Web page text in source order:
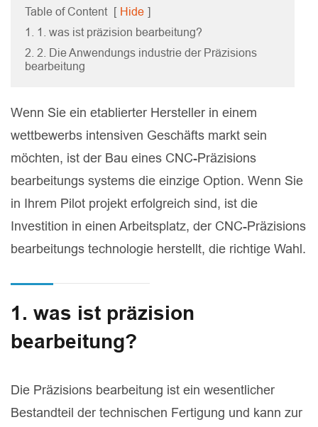
Table of Content [ Hide ]
1. 1. was ist präzision bearbeitung?
2. 2. Die Anwendungs industrie der Präzisions
bearbeitung
Wenn Sie ein etablierter Hersteller in einem
wettbewerbs intensiven Geschäfts markt sein
möchten, ist der Bau eines CNC-Präzisions
bearbeitungs systems die einzige Option. Wenn Sie
in Ihrem Pilot projekt erfolgreich sind, ist die
Investition in einen Arbeitsplatz, der CNC-Präzisions
bearbeitungs technologie herstellt, die richtige Wahl.
1. was ist präzision
bearbeitung?
Die Präzisions bearbeitung ist ein wesentlicher
Bestandteil der technischen Fertigung und kann zur